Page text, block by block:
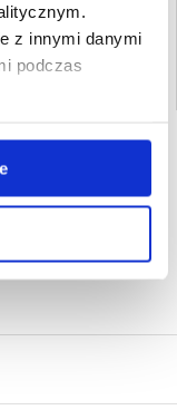
z innymi danymi
podczas